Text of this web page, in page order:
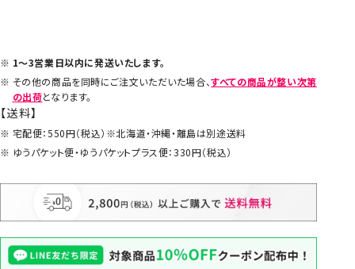
1～3営業日以内に発送いたします。
その他の商品を同時にご注文いただいた場合、すべての商品が整い次第
の出荷となります。
【送料】
宅配便：550円（税込）※北海道・沖縄・離島は別途送料
ゆうパケット便・ゆうパケットプラス便：330円（税込）